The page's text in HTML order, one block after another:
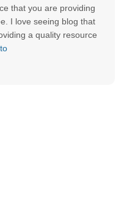
that you are providing
I love seeing blog that
a quality resource